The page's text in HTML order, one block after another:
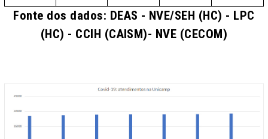
Fonte dos dados: DEAS - NVE/SEH (HC) - LPC
(HC) - CCIH (CAISM)- NVE (CECOM)